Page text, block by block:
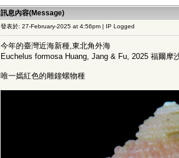
訊息內容(Message)
發表於: 27-February-2025 at 4:56pm | IP Logged
今年的臺灣近海新種,東北角外海
Euchelus formosa Huang, Jang & Fu, 2025 福爾摩
唯一嫣紅色的雕鐘螺物種